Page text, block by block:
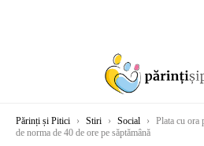
Părinți și Pitici › Stiri › Social ›
Plata cu ora
de norma de 40 de ore pe săptămână